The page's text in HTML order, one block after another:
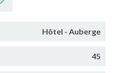
Hôtel - Auberge
45